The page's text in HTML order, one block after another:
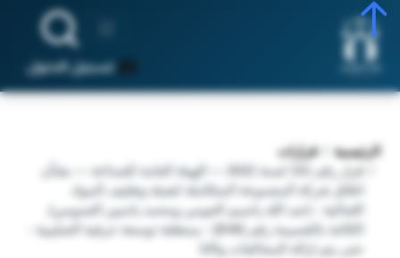
تسجيل الدخول
الرئيسية
قرارات
قرار رقم 151 لسنة 2022 — الهيئة العامة للصناعة — بشأن
اغلاق شركة المجموعة المتكاملة لتعبئة وتغليف المواد
الغذائية - (عبد الله ياسيم العومي ومحمد ياسين العمومي).
الكائنة بالقسيمة رقم (B46) - بمنطقة توسعة حرفية الصليبية -
حتى يتم ازالة المخالفات والاثا